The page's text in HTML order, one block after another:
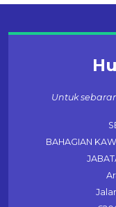
Untuk
BAHAGIAN